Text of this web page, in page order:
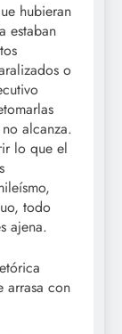
hubieran
estaban
o
alcanza.
lo que el
todo
ajena.
arrasa con